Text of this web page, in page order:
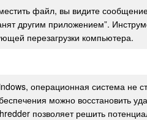
файл, вы видите
другим приложением”.
перезагрузки компьютера.
операционная система не
можно восстановить
позволяет решить